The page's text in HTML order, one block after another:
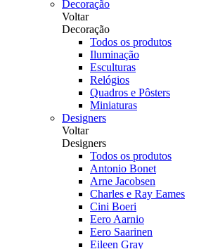
Decoração
Voltar
Decoração
Todos os produtos
Iluminação
Esculturas
Relógios
Quadros e Pôsters
Miniaturas
Designers
Voltar
Designers
Todos os produtos
Antonio Bonet
Arne Jacobsen
Charles e Ray Eames
Cini Boeri
Eero Aarnio
Eero Saarinen
Eileen Gray